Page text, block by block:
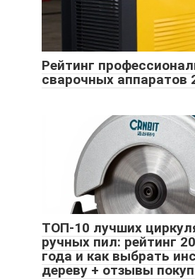
Рейтинг
сварочных аппаратов
ТОП-10 лучших
ручных пил: рейтинг
года и как выбрать
дереву + отзывы